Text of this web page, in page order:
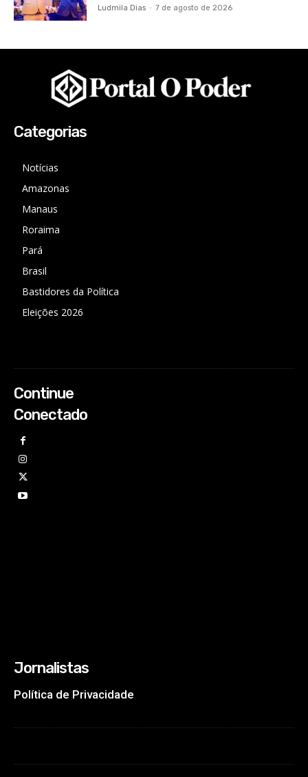
Ludmila Dias - 7 de agosto de 2026
Categorias
Notícias
Amazonas
Manaus
Roraima
Pará
Brasil
Bastidores da Política
Eleições 2026
Continue
Conectado
Jornalistas
Política de Privacidade